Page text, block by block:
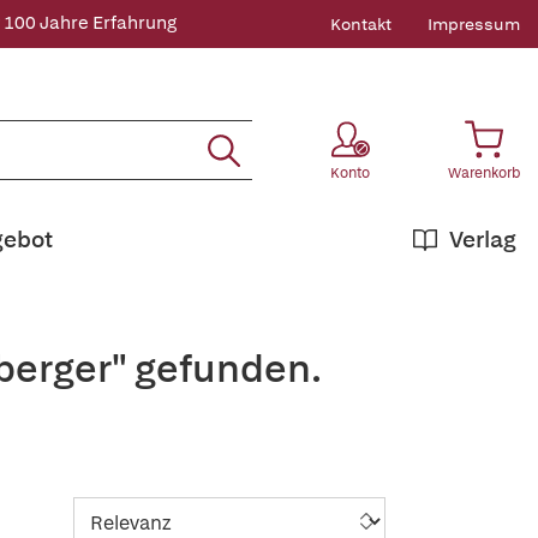
100 Jahre Erfahrung Kontakt Impressum
Konto Warenkorb
Verlag
gefunden.